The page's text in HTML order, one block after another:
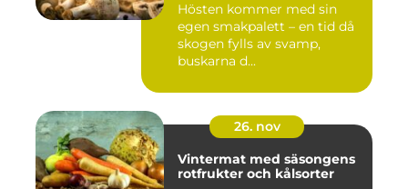
Hösten kommer med sin
egen smakpalett – en tid då
skogen fylls av svamp,
buskarna d...
26. nov
Vintermat med säsongens
rotfrukter och kålsorter